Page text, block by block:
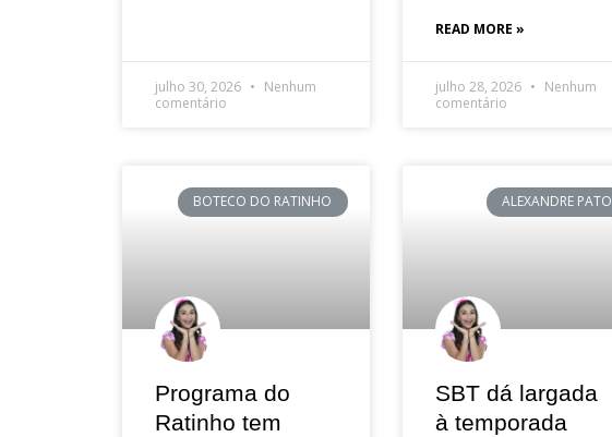
julho 30, 2026
Nenhum
comentário
READ MORE »
julho 28, 2026
Nenhum
comentário
BOTECO DO RATINHO
Programa do
Ratinho tem
ALEXANDRE PATO
SBT dá largada
à temporada